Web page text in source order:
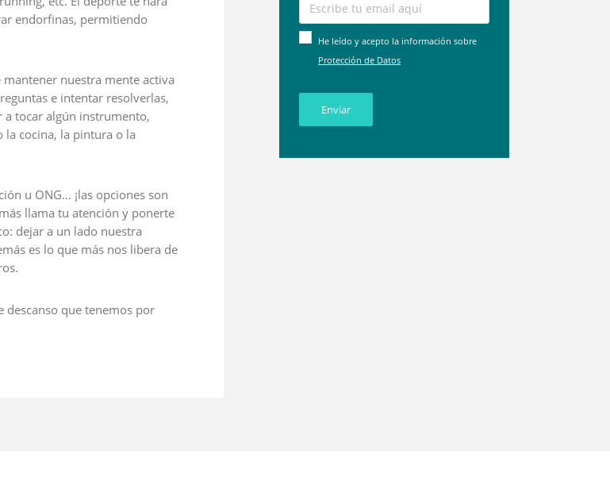
endorfinas, permitiendo
nuestra mente activa
e intentar resolverlas,
a tocar algún instrumento,
la cocina, la pintura o la
u ONG… ¡las opciones son
llama tu atención y ponerte
dejar a un lado nuestra
es lo que más nos libera de
descanso que tenemos por
He leído y acepto la información sobre
Protección de Datos
Enviar